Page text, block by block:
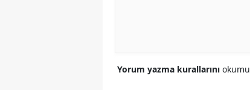
Yorum yazma kurallarını